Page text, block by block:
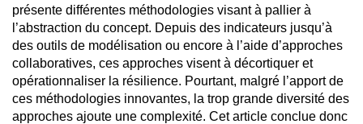
présente différentes méthodologies visant à pallier à
l’abstraction du concept. Depuis des indicateurs jusqu’à
des outils de modélisation ou encore à l’aide d’approches
collaboratives, ces approches visent à décortiquer et
opérationnaliser la résilience. Pourtant, malgré l’apport de
ces méthodologies innovantes, la trop grande diversité des
approches ajoute une complexité. Cet article conclue donc